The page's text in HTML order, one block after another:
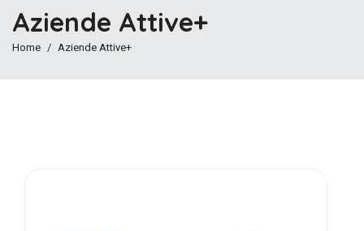
Aziende Attive+
Home Aziende Attive+